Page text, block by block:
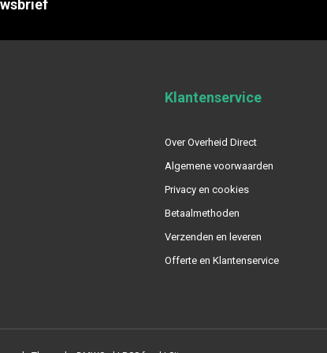
Klantenservice
Over Overheid Direct
Algemene voorwaarden
Privacy en cookies
Betaalmethoden
Verzenden en leveren
Offerte en Klantenservice